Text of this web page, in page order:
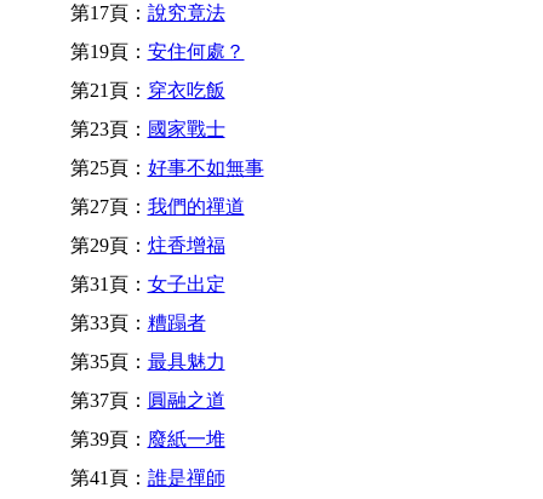
第17頁： 說究竟法
第19頁： 安住何處？
第21頁： 穿衣吃飯
第23頁： 國家戰士
第25頁： 好事不如無事
第27頁： 我們的禪道
第29頁： 炷香增福
第31頁： 女子出定
第33頁： 糟蹋者
第35頁： 最具魅力
第37頁： 圓融之道
第39頁： 廢紙一堆
第41頁： 誰是禪師